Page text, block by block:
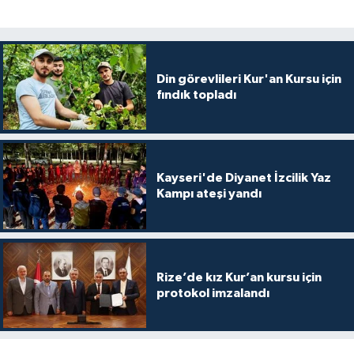
Din görevlileri Kur'an Kursu için
fındık topladı
Kayseri'de Diyanet İzcilik Yaz
Kampı ateşi yandı
Rize’de kız Kur’an kursu için
protokol imzalandı
Edirne Müftülüğü
Elazığ Müftülüğü
Erzincan Müftülüğü
Erzurum Müftülüğü
Eskişehir Müftülüğü
Gaziantep Müftülüğü
Giresun Müftülüğü